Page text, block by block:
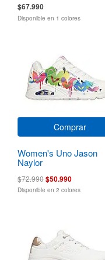
$67.990
Disponible en 1 colores
Comprar
Women's Uno Jason
Naylor
$72.990$50.990
Disponible en 2 colores